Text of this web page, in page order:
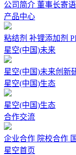
公司简介 董事长寄语
产品中心
粘结剂 补锂添加剂
星空(中国)未来
星空(中国)未来创新
星空(中国)生态
星空(中国)生态
合作交流
企业合作 院校合作
星空首页